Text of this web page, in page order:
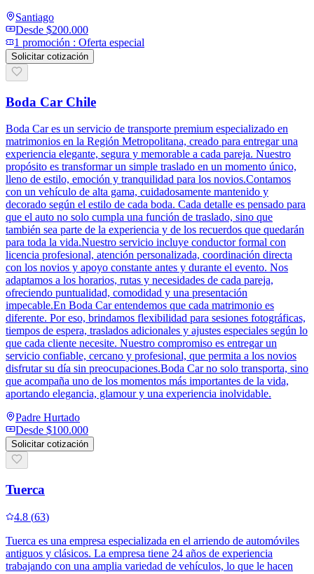
Santiago
Desde $200.000
1 promoción : Oferta especial
Solicitar cotización
Boda Car Chile
Boda Car es un servicio de transporte premium especializado en
matrimonios en la Región Metropolitana, creado para entregar una
experiencia elegante, segura y memorable a cada pareja. Nuestro
propósito es transformar un simple traslado en un momento único,
lleno de estilo, emoción y tranquilidad para los novios.Contamos
con un vehículo de alta gama, cuidadosamente mantenido y
decorado según el estilo de cada boda. Cada detalle es pensado para
que el auto no solo cumpla una función de traslado, sino que
también sea parte de la experiencia y de los recuerdos que quedarán
para toda la vida.Nuestro servicio incluye conductor formal con
licencia profesional, atención personalizada, coordinación directa
con los novios y apoyo constante antes y durante el evento. Nos
adaptamos a los horarios, rutas y necesidades de cada pareja,
ofreciendo puntualidad, comodidad y una presentación
impecable.En Boda Car entendemos que cada matrimonio es
diferente. Por eso, brindamos flexibilidad para sesiones fotográficas,
tiempos de espera, traslados adicionales y ajustes especiales según lo
que cada cliente necesite. Nuestro compromiso es entregar un
servicio confiable, cercano y profesional, que permita a los novios
disfrutar su día sin preocupaciones.Boda Car no solo transporta, sino
que acompaña uno de los momentos más importantes de la vida,
aportando elegancia, glamour y una experiencia inolvidable.
Padre Hurtado
Desde $100.000
Solicitar cotización
Tuerca
4.8 (63)
Tuerca es una empresa especializada en el arriendo de automóviles
antiguos y clásicos. La empresa tiene 24 años de experiencia
trabajando con una amplia variedad de vehículos, lo que le hacen